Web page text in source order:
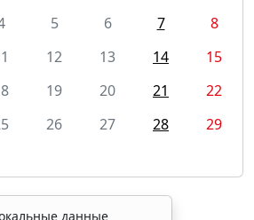
5 6 7
8
12 13 14
15
19 20 21
22
26 27 28
29
данные